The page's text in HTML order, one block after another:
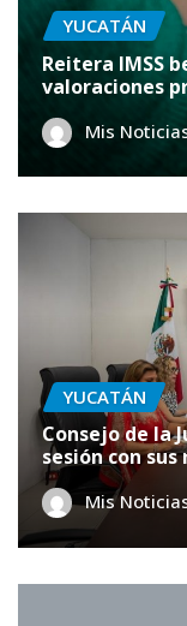
YUCATÁN
Reitera IMSS
valoraciones
Mis
YUCATÁN
Consejo de la
sesión con
Mis